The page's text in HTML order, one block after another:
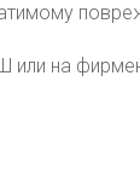
или на